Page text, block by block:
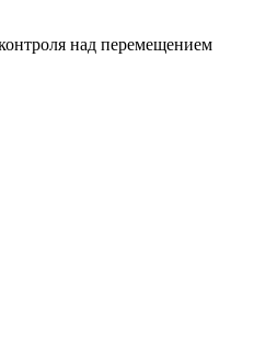
над перемещением